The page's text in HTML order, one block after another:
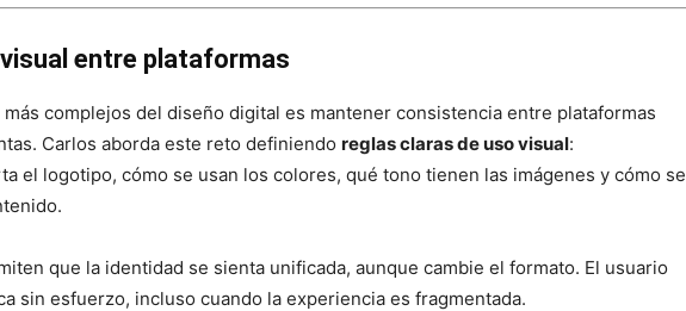
entre plataformas
complejos del diseño digital es mantener consistencia entre plataformas
Carlos aborda este reto definiendo reglas claras de uso visual:
el logotipo, cómo se usan los colores, qué tono tienen las imágenes y cómo se
que la identidad se sienta unificada, aunque cambie el formato. El usuario
sin esfuerzo, incluso cuando la experiencia es fragmentada.